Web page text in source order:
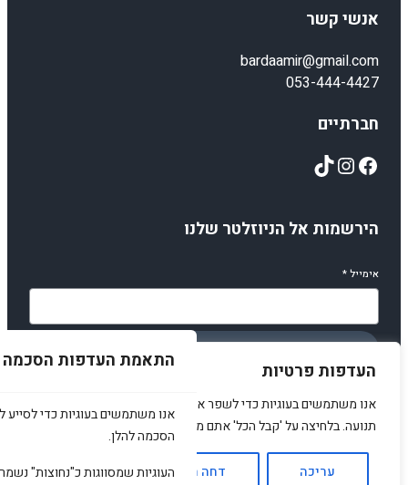
העדפות פרטיות
אנו משתמשים בעוגיות כדי לשפר את האתר, להציג תוכן מותאם ולנתח
תנועה. בלחיצה על 'קבל הכל' אתם מסכימים לכך.
עריכה דחה הכל אשר הכל
התאמת העדפות הסכמה
אנו משתמשים בעוגיות כדי לסייע
הסכמה להלן.
העוגיות שמסווגות כ"נחוצות"
אנשי קשר
bardaamir@gmail.com
053-444-4427
חברתיים
Facebook
Instagram
TikTok
הירשמות אל הניוזלטר שלנו
אימייל*
© 2025 amirstuff. All rights reserved.